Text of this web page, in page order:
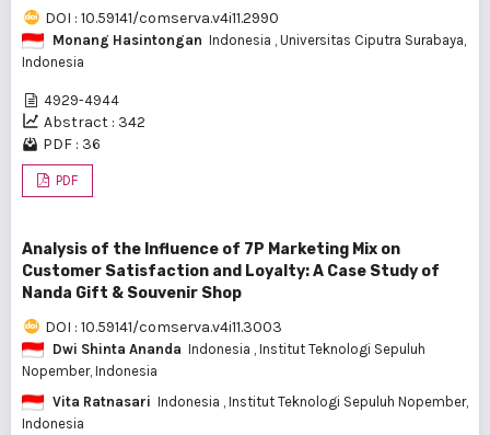
DOI : 10.59141/comserva.v4i11.2990
Monang Hasintongan Indonesia , Universitas Ciputra Surabaya,
Indonesia
4929-4944
Abstract : 342
PDF : 36
PDF
Analysis of the Influence of 7P Marketing Mix on
Customer Satisfaction and Loyalty: A Case Study of
Nanda Gift & Souvenir Shop
DOI : 10.59141/comserva.v4i11.3003
Dwi Shinta Ananda Indonesia , Institut Teknologi Sepuluh
Nopember, Indonesia
Vita Ratnasari Indonesia , Institut Teknologi Sepuluh Nopember,
Indonesia